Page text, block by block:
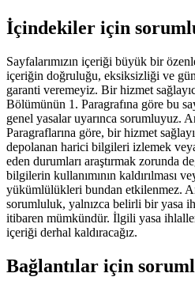
İçindekiler için
Sayfalarımızın içeriği büyük bir
içeriğin doğruluğu, eksiksizliği ve
garanti veremeyiz. Bir hizmet
Bölümünün 1. Paragrafına göre bu
genel yasalar uyarınca sorumluyuz.
Paragraflarına göre, bir hizmet
depolanan harici bilgileri izlemek
eden durumları araştırmak zorunda
bilgilerin kullanımının kaldırılması
yükümlülükleri bundan etkilenmez.
sorumluluk, yalnızca belirli bir yasa
itibaren mümkündür. İlgili yasa
içeriği derhal kaldıracağız.
Bağlantılar için